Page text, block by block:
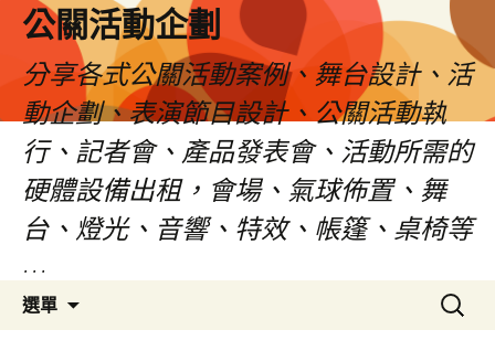
公關活動企劃
分享各式公關活動案例、舞台設計、活
動企劃、表演節目設計、公關活動執
行、記者會、產品發表會、活動所需的
硬體設備出租，會場、氣球佈置、舞
台、燈光、音響、特效、帳篷、桌椅等
…
選單
搜
尋